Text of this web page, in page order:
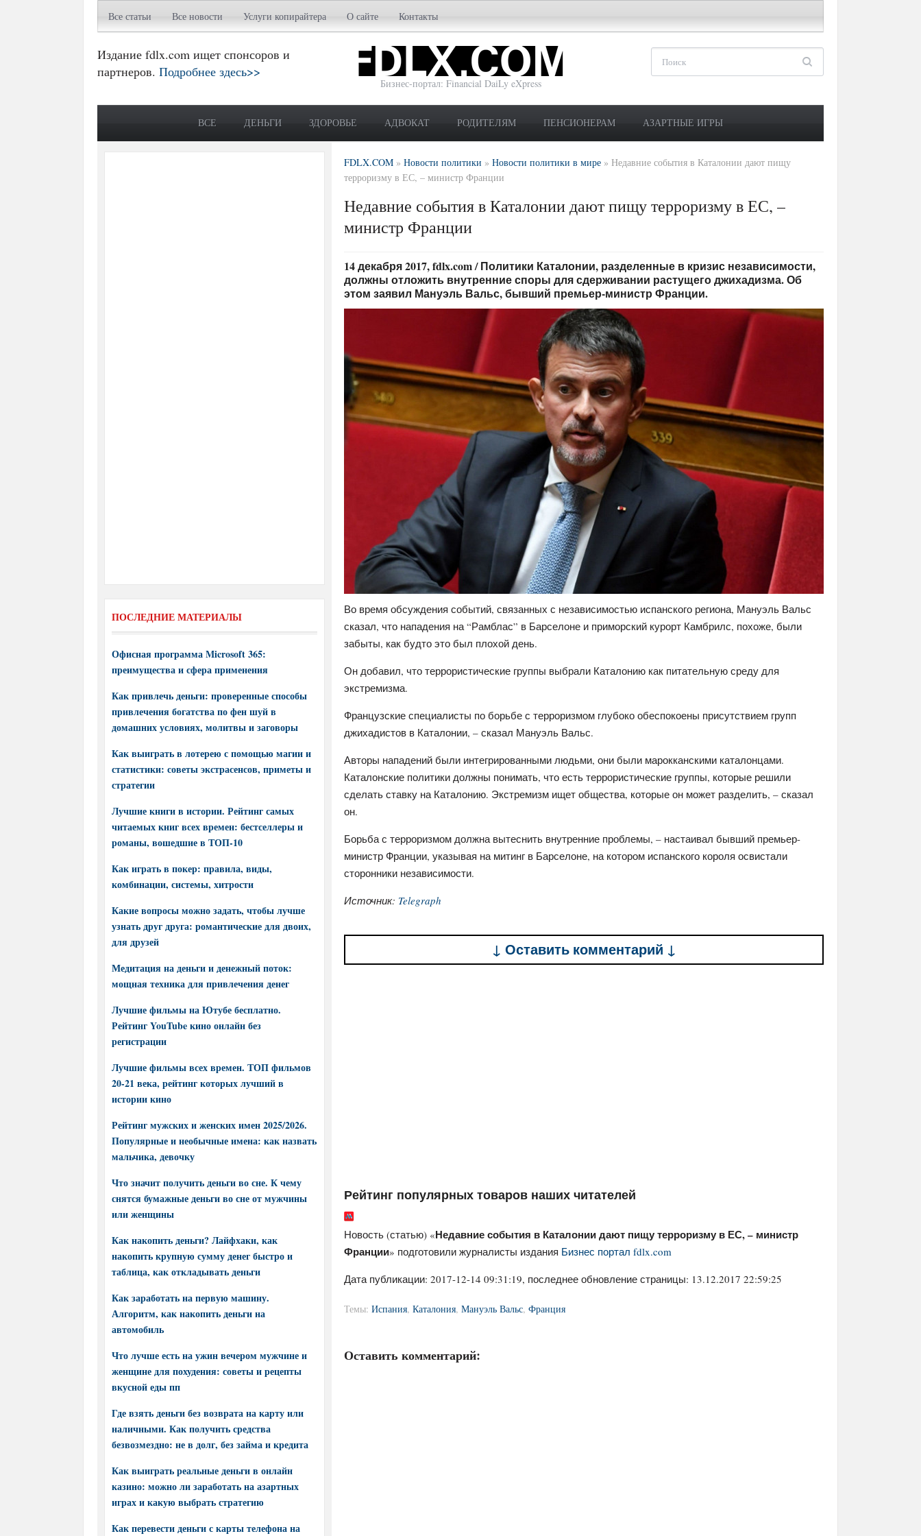
Все статьи Все новости Услуги копирайтера О сайте Контакты
Издание fdlx.com ищет спонсоров и
партнеров. Подробнее здесь>>
Бизнес-портал: Financial DaiLy eXpress
ВСЕ ДЕНЬГИ ЗДОРОВЬЕ АДВОКАТ РОДИТЕЛЯМ ПЕНСИОНЕРАМ АЗАРТНЫЕ ИГРЫ
FDLX.COM » Новости политики » Новости политики в мире » Недавние события в Каталонии дают пищу
терроризму в ЕС, – министр Франции
Недавние события в Каталонии дают пищу терроризму в ЕС, –
министр Франции
14 декабря 2017, fdlx.com / Политики Каталонии, разделенные в кризис независимости,
должны отложить внутренние споры для сдерживании растущего джихадизма. Об
этом заявил Мануэль Вальс, бывший премьер-министр Франции.
Во время обсуждения событий, связанных с независимостью испанского региона, Мануэль Вальс
сказал, что нападения на “Рамблас” в Барселоне и приморский курорт Камбрилс, похоже, были
забыты, как будто это был плохой день.
Он добавил, что террористические группы выбрали Каталонию как питательную среду для
экстремизма.
Французские специалисты по борьбе с терроризмом глубоко обеспокоены присутствием групп
джихадистов в Каталонии, – сказал Мануэль Вальс.
Авторы нападений были интегрированными людьми, они были марокканскими каталонцами.
Каталонские политики должны понимать, что есть террористические группы, которые решили
сделать ставку на Каталонию. Экстремизм ищет общества, которые он может разделить, – сказал
он.
Борьба с терроризмом должна вытеснить внутренние проблемы, – настаивал бывший премьер-
министр Франции, указывая на митинг в Барселоне, на котором испанского короля освистали
сторонники независимости.
Источник: Telegraph
↓ Оставить комментарий ↓
Рейтинг популярных товаров наших читателей
Новость (статью) «Недавние события в Каталонии дают пищу терроризму в ЕС, – министр
Франции» подготовили журналисты издания Бизнес портал fdlx.com
Дата публикации: 2017-12-14 09:31:19, последнее обновление страницы: 13.12.2017 22:59:25
Темы: Испания, Каталония, Мануэль Вальс, Франция
Оставить комментарий:
ПОСЛЕДНИЕ МАТЕРИАЛЫ
Офисная программа Microsoft 365:
преимущества и сфера применения
Как привлечь деньги: проверенные способы
привлечения богатства по фен шуй в
домашних условиях, молитвы и заговоры
Как выиграть в лотерею с помощью магии и
статистики: советы экстрасенсов, приметы и
стратегии
Лучшие книги в истории. Рейтинг самых
читаемых книг всех времен: бестселлеры и
романы, вошедшие в ТОП-10
Как играть в покер: правила, виды,
комбинации, системы, хитрости
Какие вопросы можно задать, чтобы лучше
узнать друг друга: романтические для двоих,
для друзей
Медитация на деньги и денежный поток:
мощная техника для привлечения денег
Лучшие фильмы на Ютубе бесплатно.
Рейтинг YouTube кино онлайн без
регистрации
Лучшие фильмы всех времен. ТОП фильмов
20-21 века, рейтинг которых лучший в
истории кино
Рейтинг мужских и женских имен 2025/2026.
Популярные и необычные имена: как назвать
мальчика, девочку
Что значит получить деньги во сне. К чему
снятся бумажные деньги во сне от мужчины
или женщины
Как накопить деньги? Лайфхаки, как
накопить крупную сумму денег быстро и
таблица, как откладывать деньги
Как заработать на первую машину.
Алгоритм, как накопить деньги на
автомобиль
Что лучше есть на ужин вечером мужчине и
женщине для похудения: советы и рецепты
вкусной еды пп
Где взять деньги без возврата на карту или
наличными. Как получить средства
безвозмездно: не в долг, без займа и кредита
Как выиграть реальные деньги в онлайн
казино: можно ли заработать на азартных
играх и какую выбрать стратегию
Как перевести деньги с карты телефона на